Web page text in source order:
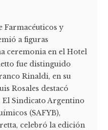
Farmacéuticos y
a figuras
ceremonia en el Hotel
fue distinguido
Rinaldi, en su
Rosales destacó
Sindicato Argentino
(SAFYB),
celebró la edición